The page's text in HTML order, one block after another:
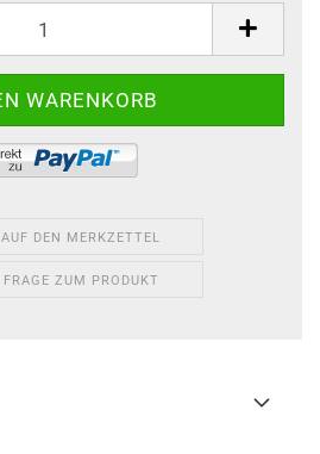
AUF DEN MERKZETTEL
FRAGE ZUM PRODUKT